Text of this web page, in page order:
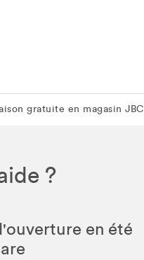
gratuite en magasin JBC
gratuite en magasin JBC
?
en été